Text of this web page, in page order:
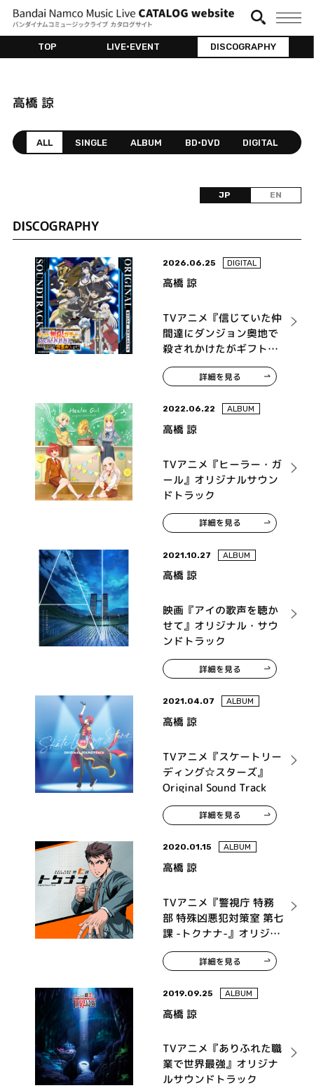
TOP LIVE•EVENT DISCOGRAPHY
高橋 諒
ALL SINGLE ALBUM BD•DVD DIGITAL
JP EN
DISCOGRAPHY
2026.06.25 DIGITAL
高橋 諒
TVアニメ『信じていた仲
間達にダンジョン奥地で
殺されかけたがギフト
『無限ガチャ』でレベル
9999の仲間達を手に入れ
と世界に復讐＆『ざま
ぁ！』します！』オリジ
詳細を見る
2022.06.22 ALBUM
高橋 諒
TVアニメ『ヒーラー・ガ
ール』オリジナルサウン
ドトラック
詳細を見る
2021.10.27 ALBUM
高橋 諒
映画『アイの歌声を聴か
せて』オリジナル・サウ
ンドトラック
詳細を見る
2021.04.07 ALBUM
高橋 諒
TVアニメ『スケートリー
ディング☆スターズ』
Original Sound Track
詳細を見る
2020.01.15 ALBUM
高橋 諒
TVアニメ『警視庁 特務
部 特殊凶悪犯対策室 第七
課 -トクナナ-』オリジナ
ルサウンドトラック
詳細を見る
2019.09.25 ALBUM
高橋 諒
TVアニメ『ありふれた職
業で世界最強』オリジナ
ルサウンドトラック